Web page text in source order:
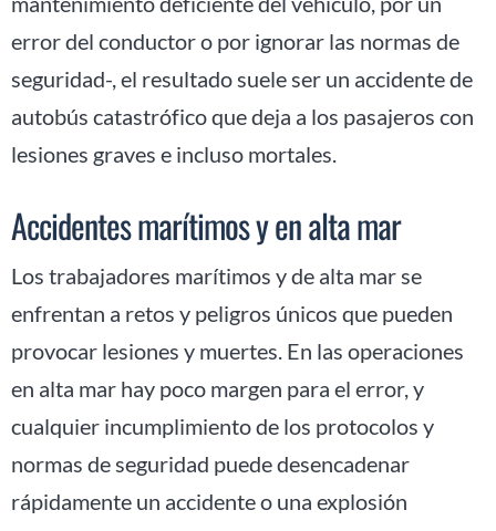
error del conductor o por ignorar las normas de
seguridad-, el resultado suele ser un accidente de
autobús catastrófico que deja a los pasajeros con
lesiones graves e incluso mortales.
Accidentes marítimos y en alta mar
Los trabajadores marítimos y de alta mar se
enfrentan a retos y peligros únicos que pueden
provocar lesiones y muertes. En las operaciones
en alta mar hay poco margen para el error, y
cualquier incumplimiento de los protocolos y
normas de seguridad puede desencadenar
rápidamente un accidente o una explosión